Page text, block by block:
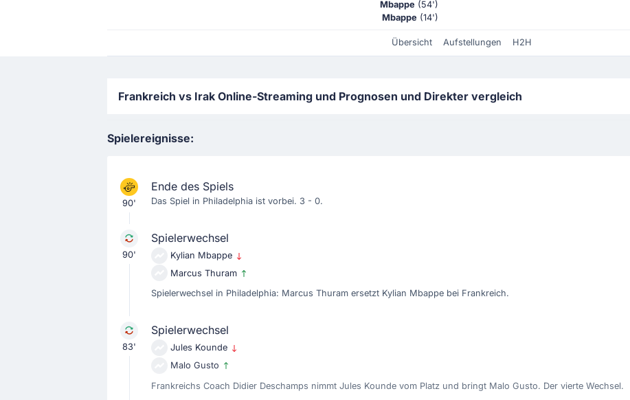
Mbappe (54')
Mbappe (14')
Übersicht Aufstellungen H2H
Frankreich vs Irak Online-Streaming und Prognosen und Direkter vergleich
Spielereignisse:
90'
Ende des Spiels
Das Spiel in Philadelphia ist vorbei. 3 - 0.
90'
Spielerwechsel
Kylian Mbappe
Marcus Thuram
Spielerwechsel in Philadelphia: Marcus Thuram ersetzt Kylian Mbappe bei Frankreich.
83'
Spielerwechsel
Jules Kounde
Malo Gusto
Frankreichs Coach Didier Deschamps nimmt Jules Kounde vom Platz und bringt Malo Gusto. Der vierte Wechsel.